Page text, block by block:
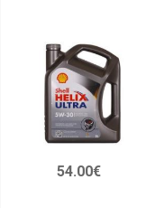
54.00€